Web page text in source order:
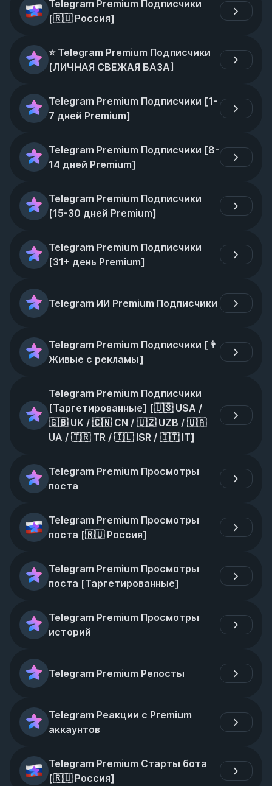
Telegram Premium Подписчики
[🇷🇺 Россия]
⭐️ Telegram Premium Подписчики
[ЛИЧНАЯ СВЕЖАЯ БАЗА]
Telegram Premium Подписчики [1-
7 дней Premium]
Telegram Premium Подписчики [8-
14 дней Premium]
Telegram Premium Подписчики
[15-30 дней Premium]
Telegram Premium Подписчики
[31+ день Premium]
Telegram ИИ Premium Подписчики
Telegram Premium Подписчики [👨
Живые с рекламы]
Telegram Premium Подписчики
[Таргетированные] [🇺🇸 USA /
🇬🇧 UK / 🇨🇳 CN / 🇺🇿 UZB / 🇺🇦
UA / 🇹🇷 TR / 🇮🇱 ISR / 🇮🇹 IT]
Telegram Premium Просмотры
поста
Telegram Premium Просмотры
поста [🇷🇺 Россия]
Telegram Premium Просмотры
поста [Таргетированные]
Telegram Premium Просмотры
историй
Telegram Premium Репосты
Telegram Реакции с Premium
аккаунтов
Telegram Premium Старты бота
[🇷🇺 Россия]